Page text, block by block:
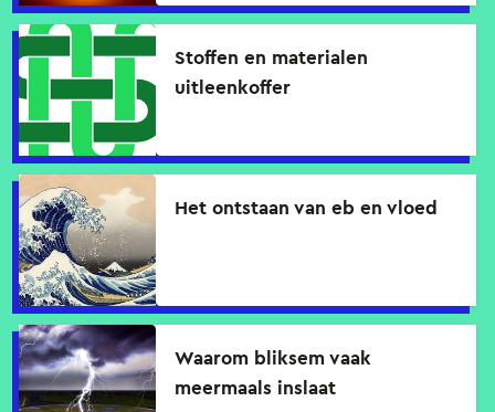
Stoffen en materialen
uitleenkoffer
Het ontstaan van eb en vloed
Waarom bliksem vaak
meermaals inslaat